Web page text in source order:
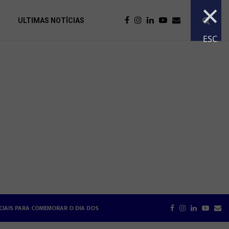
×
ESC
ULTIMAS NOTÍCIAS
PARA COMEMORAR O DIA DOS NAMORADOS
RELAÇÕES DE TRABALHO NA HOTELARIA FACEBOOK
INSTAGRAM
LINKEDIN